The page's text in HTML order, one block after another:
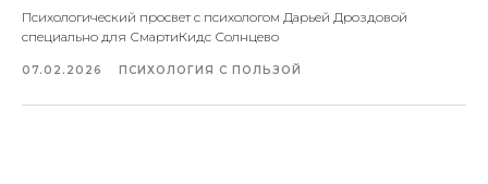
Психологический просвет с психологом Дарьей Дроздовой
специально для СмартиКидс Солнцево
07.02.2026 ПСИХОЛОГИЯ С ПОЛЬЗОЙ